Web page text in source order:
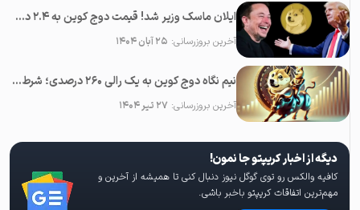
ایلان ماسک وزیر شد! قیمت دوج کوین به ۲.۴ دلار می‌رسد؟
آخرین بروزرسانی: ۲۵ آبان ۱۴۰۴
نیم نگاه دوج کوین به یک رالی ۲۶۰ درصدی؛ شرط چنین صعودی چیست؟
آخرین بروزرسانی:۲۷ تیر ۱۴۰۴
دیگه از اخبار کریپتو جا نمون!
کافیه والکس رو توی گوگل نیوز دنبال کنی تا همیشه از آخرین و
مهم‌ترین اتفاقات کریپتو باخبر باشی.